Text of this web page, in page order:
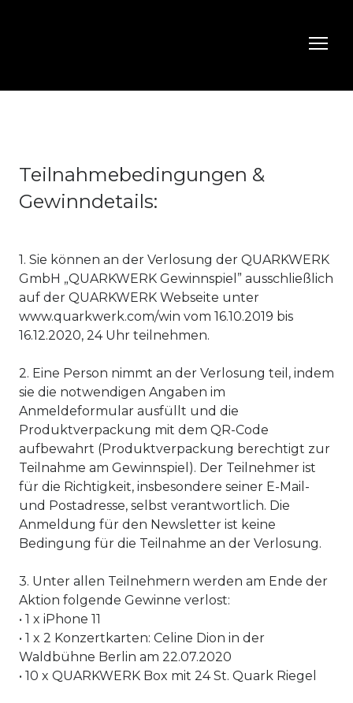
Teilnahmebedingungen &
Gewinndetails:
1. Sie können an der Verlosung der QUARKWERK
GmbH „QUARKWERK Gewinnspiel” ausschließlich
auf der QUARKWERK Webseite unter
www.quarkwerk.com/win vom 16.10.2019 bis
16.12.2020, 24 Uhr teilnehmen.
2. Eine Person nimmt an der Verlosung teil, indem
sie die notwendigen Angaben im
Anmeldeformular ausfüllt und die
Produktverpackung mit dem QR-Code
aufbewahrt (Produktverpackung berechtigt zur
Teilnahme am Gewinnspiel). Der Teilnehmer ist
für die Richtigkeit, insbesondere seiner E-Mail-
und Postadresse, selbst verantwortlich. Die
Anmeldung für den Newsletter ist keine
Bedingung für die Teilnahme an der Verlosung.
3. Unter allen Teilnehmern werden am Ende der
Aktion folgende Gewinne verlost:
• 1 x iPhone 11
• 1 x 2 Konzertkarten: Celine Dion in der
Waldbühne Berlin am 22.07.2020
• 10 x QUARKWERK Box mit 24 St. Quark Riegel